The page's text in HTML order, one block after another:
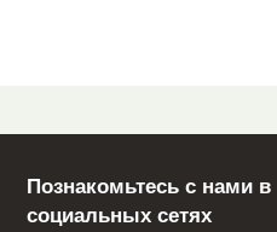
Познакомьтесь с нами в
социальных сетях